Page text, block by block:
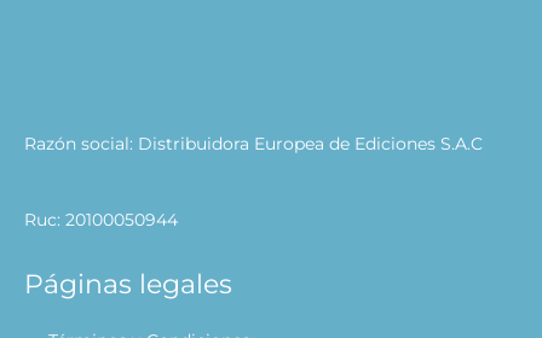
Razón social: Distribuidora Europea de Ediciones S.A.C
Ruc: 20100050944
Páginas legales